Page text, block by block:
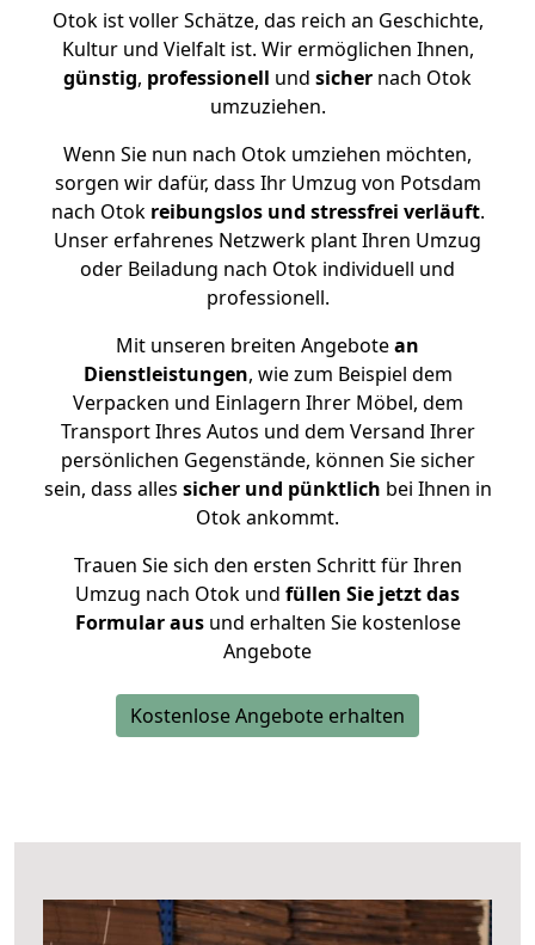
Otok ist voller Schätze, das reich an Geschichte,
Kultur und Vielfalt ist. Wir ermöglichen Ihnen,
günstig, professionell und sicher nach Otok
umzuziehen.
Wenn Sie nun nach Otok umziehen möchten,
sorgen wir dafür, dass Ihr Umzug von Potsdam
nach Otok reibungslos und stressfrei verläuft.
Unser erfahrenes Netzwerk plant Ihren Umzug
oder Beiladung nach Otok individuell und
professionell.
Mit unseren breiten Angebotean
Dienstleistungen, wie zum Beispiel dem
Verpacken und Einlagern Ihrer Möbel, dem
Transport Ihres Autos und dem Versand Ihrer
persönlichen Gegenstände, können Sie sicher
sein, dass alles sicher und pünktlich bei Ihnen in
Otok ankommt.
Trauen Sie sich den ersten Schritt für Ihren
Umzug nach Otok und füllen Sie jetzt das
Formular ausund erhalten Sie kostenlose
Angebote
Kostenlose Angebote erhalten